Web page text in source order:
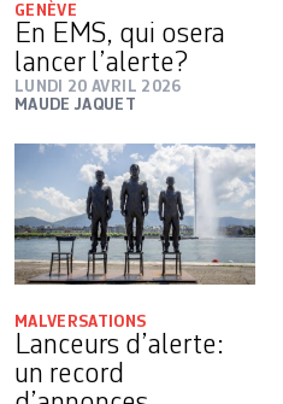
GENÈVE
En EMS, qui osera
lancer l’alerte?
LUNDI 20 AVRIL 2026
MAUDE JAQUET
MALVERSATIONS
Lanceurs d’alerte:
un record